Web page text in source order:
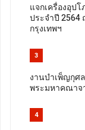
แจกเครื่องอุป
ประจำปี
กรุงเทพฯ
3
งานบำเพ็ญกุศ
พระมหาคณาจ
4